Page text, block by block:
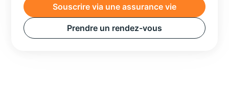
Souscrire via une assurance vie
Prendre un rendez-vous